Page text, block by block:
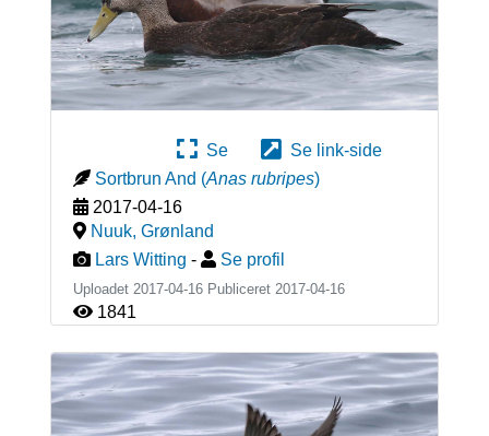
Se
Se link-side
Sortbrun And (Anas rubripes)
2017-04-16
Nuuk, Grønland
Lars Witting - Se profil
Uploadet 2017-04-16 Publiceret 2017-04-16
1841